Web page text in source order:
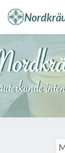
content